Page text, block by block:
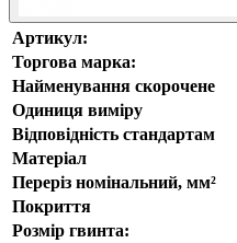
Артикул:
Торгова марка:
Найменування скорочене
Одиниця виміру
Відповідність стандартам
Матеріал
Переріз номінальний, мм²
Покриття
Розмір гвинта: